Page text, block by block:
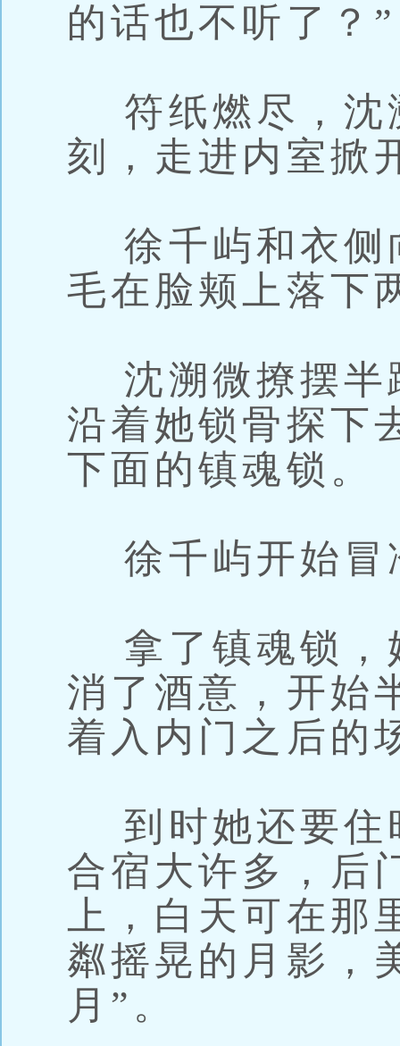
的话也不听了？”
符纸燃尽，沈
刻，走进内室掀
徐千屿和衣侧
毛在脸颊上落下
沈溯微撩摆半
沿着她锁骨探下
下面的镇魂锁。
徐千屿开始冒
拿了镇魂锁，
消了酒意，开始
着入内门之后的
到时她还要住
合宿大许多，后
上，白天可在
粼摇晃的月影，
月”。